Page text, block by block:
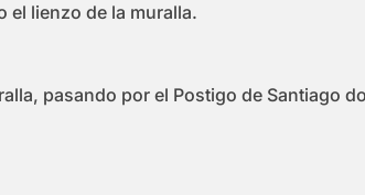
el lienzo de la muralla.
pasando por el Postigo de Santiago